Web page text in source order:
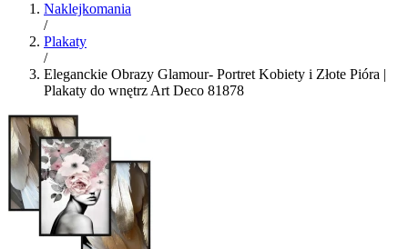
Naklejkomania
/
Plakaty
/
Eleganckie Obrazy Glamour- Portret Kobiety i Złote Pióra |
Plakaty do wnętrz Art Deco 81878